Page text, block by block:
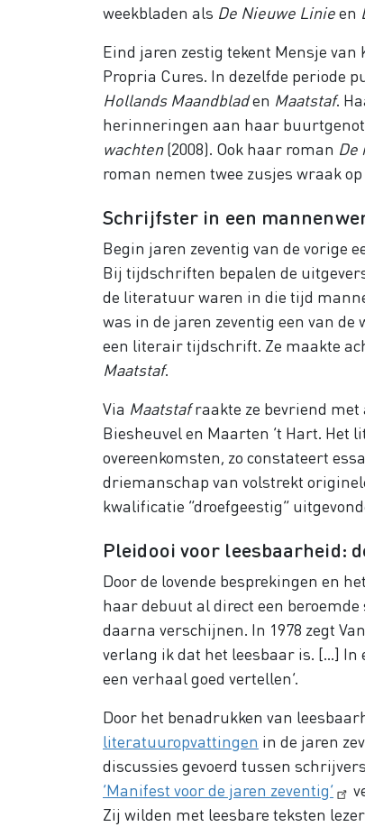
weekbladen als De Nieuwe Linieen
Eind jaren zestig tekent Mensje
Propria Cures. In dezelfde periode
Hollands Maandbladen Maatstaf.
herinneringen aan haar
wachten(2008). Ook haar roman De
roman nemen twee zusjes wraak
Schrijfster in een
Begin jaren zeventig van de vorige
Bij tijdschriften bepalen de u
de literatuur waren in die tijd
was in de jaren zeventig een van
een literair tijdschrift. Ze maakte
Maatstaf.
Via Maatstafraakte ze bevriend met
Biesheuvel en Maarten ’t Hart. Het
overeenkomsten, zo constateert
driemanschap van volstrekt
kwalificatie “droefgeestig”
Pleidooi voor leesbaarheid:
Door de lovende besprekingen en
haar debuut al direct een
daarna verschijnen. In 1978 zegt
verlang ik dat het leesbaar is. [...]
een verhaal goed vertellen’.
Door het benadrukken van
literatuuropvattingen in de jaren
discussies gevoerd tussen
‘Manifest voor de jaren zeventig’
Zij wilden met leesbare teksten